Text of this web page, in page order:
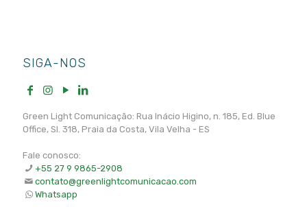
SIGA-NOS
Green Light Comunicação: Rua Inácio Higino, n. 185, Ed. Blue
Office, Sl. 318, Praia da Costa, Vila Velha - ES
Fale conosco:
+55 27 9 9865-2908
contato@greenlightcomunicacao.com
Whatsapp